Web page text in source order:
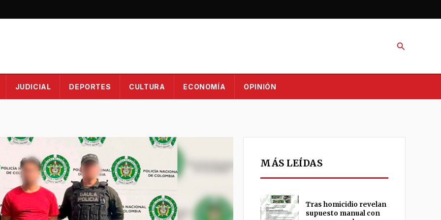
Buscar
JUDICIAL DEPORTES CULTURA ECONOMÍA OPINIÓN
MÁS LEÍDAS
Tras homicidio revelan
supuesto manual con